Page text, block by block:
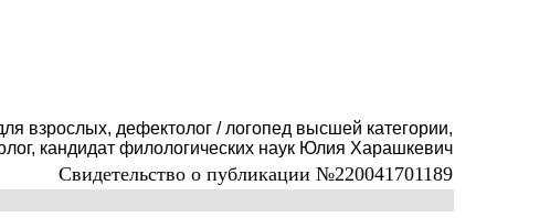
взрослых, дефектолог / логопед высшей категории,
кандидат филологических наук Юлия Харашкевич
Свидетельство о публикации №220041701189